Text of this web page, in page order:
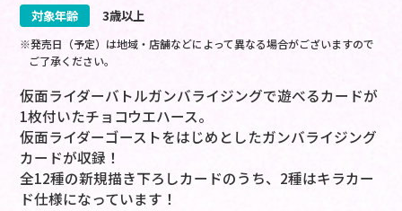
対象年齢
3歳以上
※発売日（予定）は地域・店舗などによって異なる場合がございますので
ご了承ください。
仮面ライダーバトルガンバライジングで遊べるカードが
1枚付いたチョコウエハース。
仮面ライダーゴーストをはじめとしたガンバライジング
カードが収録！
全12種の新規描き下ろしカードのうち、2種はキラカー
ド仕様になっています！